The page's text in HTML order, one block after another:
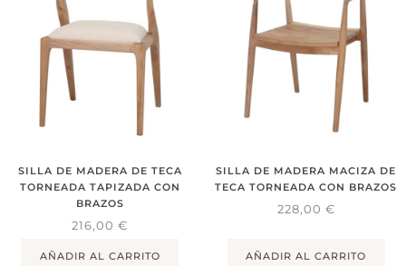
SILLA DE MADERA DE TECA
TORNEADA TAPIZADA CON
BRAZOS
216,00€
AÑADIR AL CARRITO
SILLA DE MADERA MACIZA DE
TECA TORNEADA CON BRAZOS
228,00 €
AÑADIR AL CARRITO